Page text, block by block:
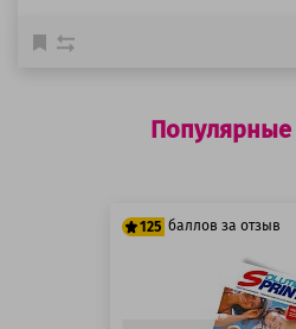
Популярные
125 баллов за отзыв
125 баллов
125 баллов